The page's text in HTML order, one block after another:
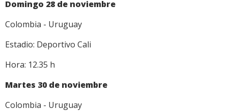
Domingo 28 de noviembre
Colombia - Uruguay
Estadio: Deportivo Cali
Hora: 12.35 h
Martes 30 de noviembre
Colombia - Uruguay